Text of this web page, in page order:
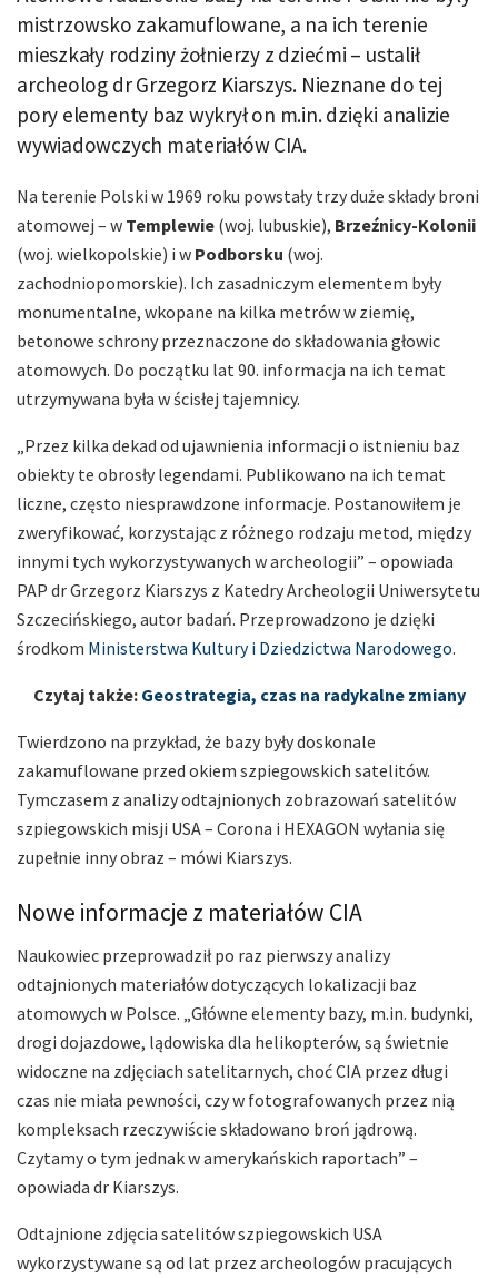
mistrzowsko zakamuflowane, a na ich terenie
mieszkały rodziny żołnierzy z dziećmi – ustalił
archeolog dr Grzegorz Kiarszys. Nieznane do tej
pory elementy baz wykrył on m.in. dzięki analizie
wywiadowczych materiałów CIA.
Na terenie Polski w 1969 roku powstały trzy duże składy broni
atomowej – w Templewie (woj. lubuskie), Brzeźnicy-Kolonii
(woj. wielkopolskie) i w Podborsku (woj.
zachodniopomorskie). Ich zasadniczym elementem były
monumentalne, wkopane na kilka metrów w ziemię,
betonowe schrony przeznaczone do składowania głowic
atomowych. Do początku lat 90. informacja na ich temat
utrzymywana była w ścisłej tajemnicy.
„Przez kilka dekad od ujawnienia informacji o istnieniu baz
obiekty te obrosły legendami. Publikowano na ich temat
liczne, często niesprawdzone informacje. Postanowiłem je
zweryfikować, korzystając z różnego rodzaju metod, między
innymi tych wykorzystywanych w archeologii” – opowiada
PAP dr Grzegorz Kiarszys z Katedry Archeologii Uniwersytetu
Szczecińskiego, autor badań. Przeprowadzono je dzięki
środkom Ministerstwa Kultury i Dziedzictwa Narodowego.
Czytaj także: Geostrategia, czas na radykalne zmiany
Twierdzono na przykład, że bazy były doskonale
zakamuflowane przed okiem szpiegowskich satelitów.
Tymczasem z analizy odtajnionych zobrazowań satelitów
szpiegowskich misji USA – Corona i HEXAGON wyłania się
zupełnie inny obraz – mówi Kiarszys.
Nowe informacje z materiałów CIA
Naukowiec przeprowadził po raz pierwszy analizy
odtajnionych materiałów dotyczących lokalizacji baz
atomowych w Polsce. „Główne elementy bazy, m.in. budynki,
drogi dojazdowe, lądowiska dla helikopterów, są świetnie
widoczne na zdjęciach satelitarnych, choć CIA przez długi
czas nie miała pewności, czy w fotografowanych przez nią
kompleksach rzeczywiście składowano broń jądrową.
Czytamy o tym jednak w amerykańskich raportach” –
opowiada dr Kiarszys.
Odtajnione zdjęcia satelitów szpiegowskich USA
wykorzystywane są od lat przez archeologów pracujących